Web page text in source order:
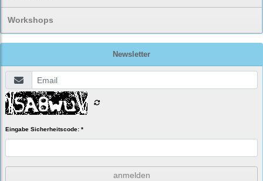
Workshops
Newsletter
Eingabe Sicherheitscode: *
anmelden